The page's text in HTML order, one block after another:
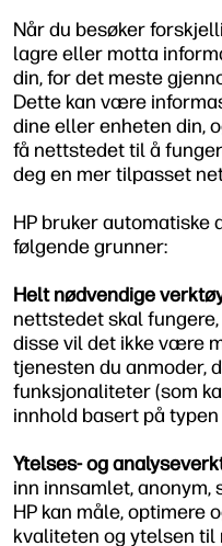
Når du besøker
lagre eller motta
din, for det meste
Dette kan være
dine eller enheten din,
få nettstedet til å
deg en mer tilpasset
HP bruker
følgende grunner:
Helt nødvendige
nettstedet skal fungere,
disse vil det ikke være
tjenesten du anmoder,
funksjonaliteter (som
innhold basert på
Ytelses- og
inn innsamlet,
HP kan måle, optimere
kvaliteten og ytelsen til